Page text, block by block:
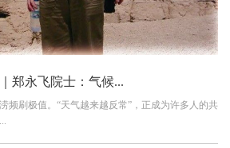
郑永飞院士：气候...
频刷极值。“天气越来越反常”，正成为许多人的共